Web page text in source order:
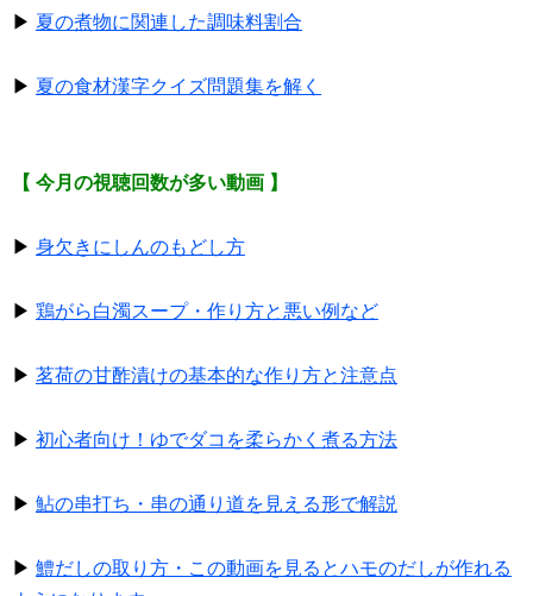
▶ 夏の煮物に関連した調味料割合
▶ 夏の食材漢字クイズ問題集を解く
【 今月の視聴回数が多い動画 】
▶ 身欠きにしんのもどし方
▶ 鶏がら白濁スープ・作り方と悪い例など
▶ 茗荷の甘酢漬けの基本的な作り方と注意点
▶ 初心者向け！ゆでダコを柔らかく煮る方法
▶ 鮎の串打ち・串の通り道を見える形で解説
▶ 鱧だしの取り方・この動画を見るとハモのだしが作れる